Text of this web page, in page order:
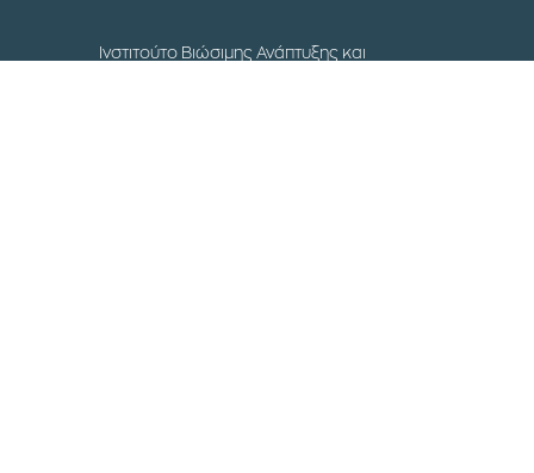
Ινστιτούτο Βιώσιμης Ανάπτυξης και